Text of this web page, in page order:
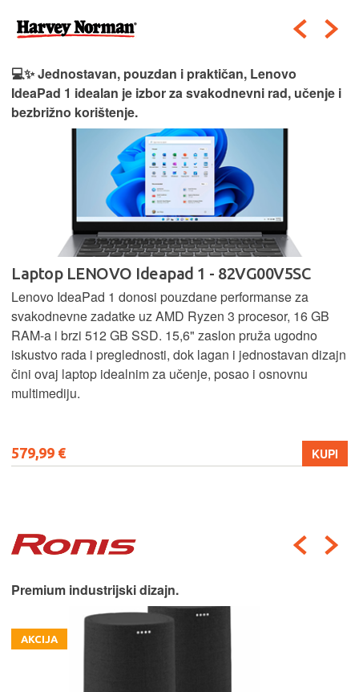
💻✨ Jednostavan, pouzdan i praktičan, Lenovo
IdeaPad 1 idealan je izbor za svakodnevni rad, učenje i
bezbrižno korištenje.
Laptop LENOVO Ideapad 1 - 82VG00V5SC
Lenovo IdeaPad 1 donosi pouzdane performanse za
svakodnevne zadatke uz AMD Ryzen 3 procesor, 16 GB
RAM-a i brzi 512 GB SSD. 15,6" zaslon pruža ugodno
iskustvo rada i preglednosti, dok lagan i jednostavan dizajn
čini ovaj laptop idealnim za učenje, posao i osnovnu
multimediju.
579,99 € KUPI
Premium industrijski dizajn.
AKCIJA